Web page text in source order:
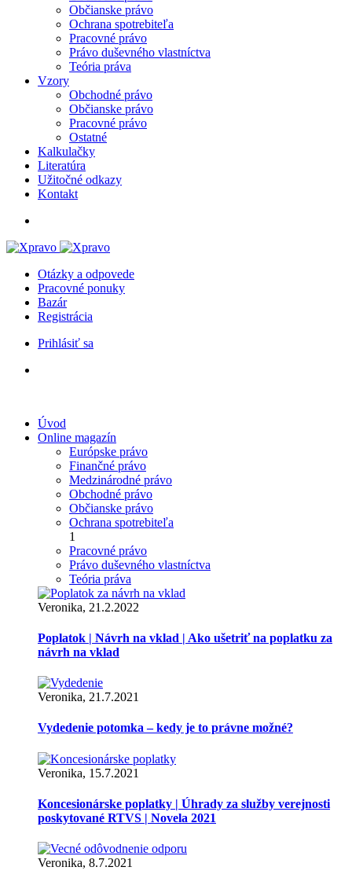
Občianske právo
Ochrana spotrebiteľa
Pracovné právo
Právo duševného vlastníctva
Teória práva
Vzory
Obchodné právo
Občianske právo
Pracovné právo
Ostatné
Kalkulačky
Literatúra
Užitočné odkazy
Kontakt
Otázky a odpovede
Pracovné ponuky
Bazár
Registrácia
Prihlásiť sa
Úvod
Online magazín
Európske právo
Finančné právo
Medzinárodné právo
Obchodné právo
Občianske právo
Ochrana spotrebiteľa
1
Pracovné právo
Právo duševného vlastníctva
Teória práva
Veronika, 21.2.2022
Poplatok | Návrh na vklad | Ako ušetriť na poplatku za
návrh na vklad
Veronika, 21.7.2021
Vydedenie potomka – kedy je to právne možné?
Veronika, 15.7.2021
Koncesionárske poplatky | Úhrady za služby verejnosti
poskytované RTVS | Novela 2021
Veronika, 8.7.2021